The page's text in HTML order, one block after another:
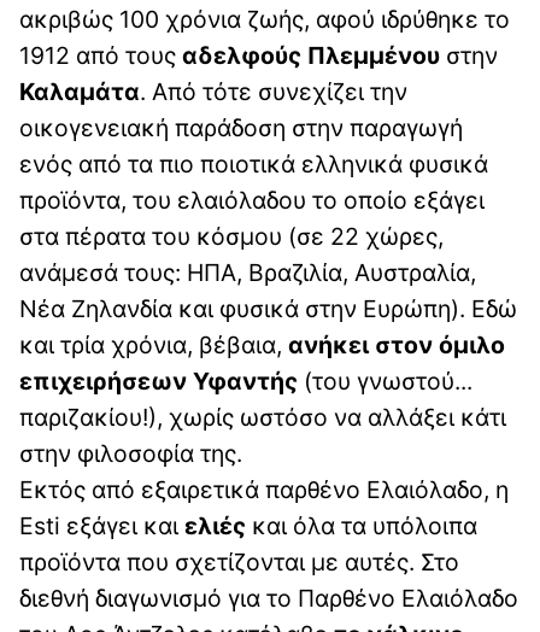
ακριβώς 100 χρόνια ζωής, αφού ιδρύθηκε το
1912 από τους αδελφούς Πλεμμένου στην
Καλαμάτα. Από τότε συνεχίζει την
οικογενειακή παράδοση στην παραγωγή
ενός από τα πιο ποιοτικά ελληνικά φυσικά
προϊόντα, του ελαιόλαδου το οποίο εξάγει
στα πέρατα του κόσμου (σε 22 χώρες,
ανάμεσά τους: ΗΠΑ, Βραζιλία, Αυστραλία,
Νέα Ζηλανδία και φυσικά στην Ευρώπη). Εδώ
και τρία χρόνια, βέβαια, ανήκει στον όμιλο
επιχειρήσεων Υφαντής (του γνωστού...
παριζακίου!), χωρίς ωστόσο να αλλάξει κάτι
στην φιλοσοφία της.
Εκτός από εξαιρετικά παρθένο Ελαιόλαδο, η
Esti εξάγει και ελιές και όλα τα υπόλοιπα
προϊόντα που σχετίζονται με αυτές. Στο
διεθνή διαγωνισμό για το Παρθένο Ελαιόλαδο